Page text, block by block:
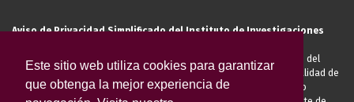
Este sitio web utiliza cookies para garantizar
que obtenga la mejor experiencia de
Aviso de Privacidad Simplificado del Instituto de Investigaciones
El Instituto de Investigaciones Estéticas de la UNAM, es responsable del
tratamiento de sus datos personales para el registro de usted en calidad de
alumno, docente, personal de la entidad académica, conferencista o